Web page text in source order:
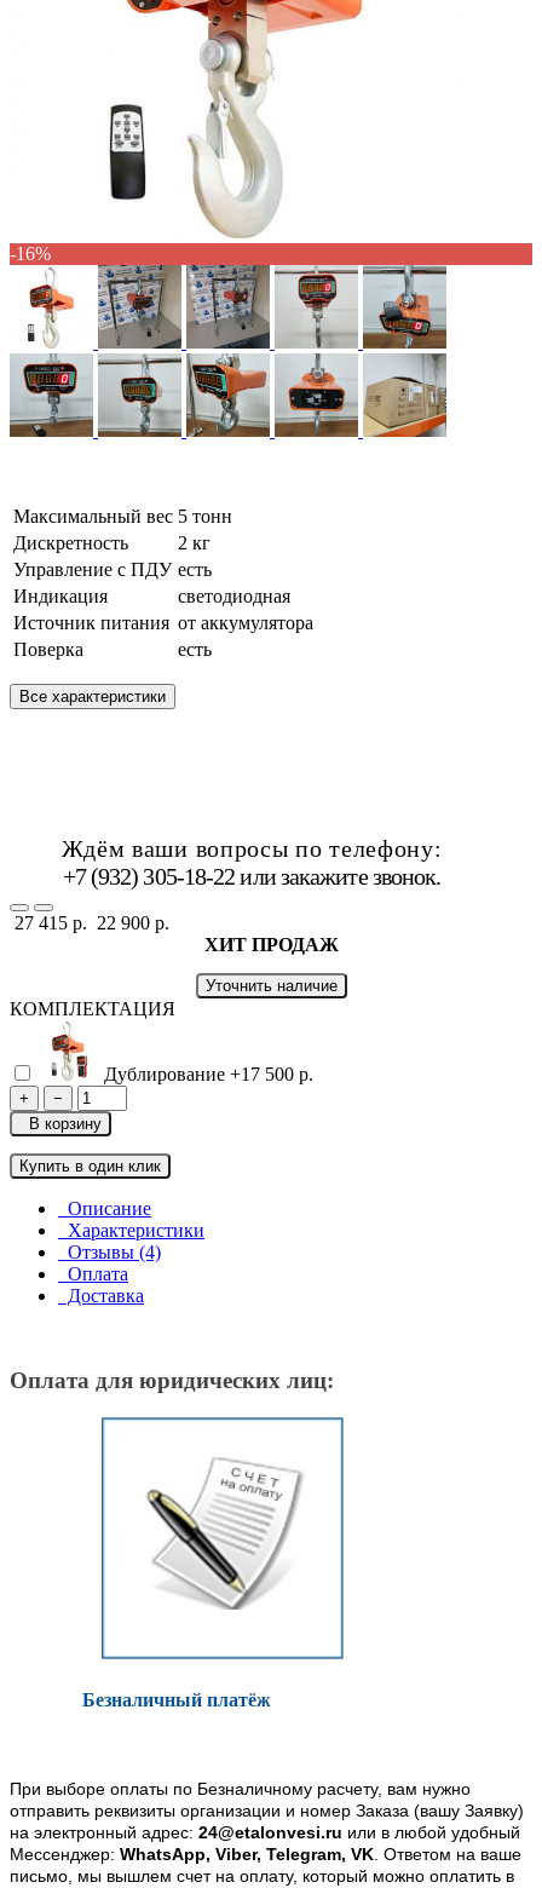
-16%
Максимальный вес 5 тонн
Дискретность
2 кг
Управление с ПДУ есть
Индикация
светодиодная
Источник питания от аккумулятора
Поверка
есть
Все характеристики
Ждём ваши вопросы по телефону:
+7 (932) 305-18-22 илизакажите звонок.
27 415 р. 22 900 р.
ХИТ ПРОДАЖ
Уточнить наличие
КОМПЛЕКТАЦИЯ
Дублирование +17 500 р.
+
−
В корзину
Купить в один клик
Описание
Характеристики
Отзывы (4)
Оплата
Доставка
Оплата для юридических лиц:
Безналичный платёж
При выборе оплаты по Безналичному расчету, вам нужно
отправить реквизиты организации и номер Заказа (вашу Заявку)
на электронный адрес: 24@etalonvesi.ru или в любой удобный
Мессенджер: WhatsApp, Viber, Telegram, VK. Ответом на ваше
письмо, мы вышлем счет на оплату, который можно оплатить в